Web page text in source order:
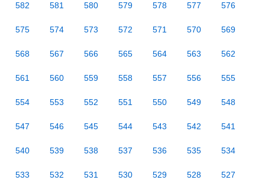
582 581 580 579 578 577 576
575 574 573 572 571 570 569
568 567 566 565 564 563 562
561 560 559 558 557 556 555
554 553 552 551 550 549 548
547 546 545 544 543 542 541
540 539 538 537 536 535 534
533 532 531 530 529 528 527